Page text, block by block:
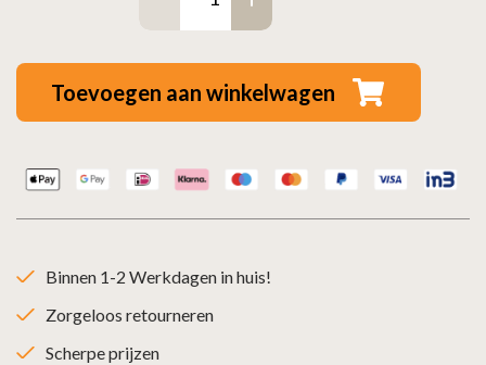
Toevoegen aan winkelwagen
Binnen 1-2 Werkdagen in huis!
Zorgeloos retourneren
Scherpe prijzen